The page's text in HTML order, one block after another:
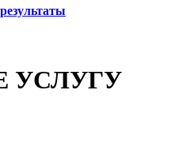
УСЛУГУ